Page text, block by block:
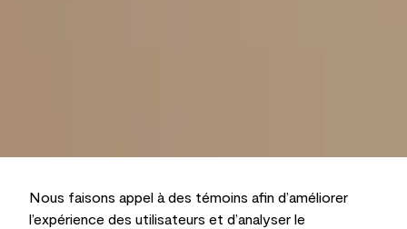
Nous faisons appel à des témoins afin d’améliorer
l’expérience des utilisateurs et d’analyser le